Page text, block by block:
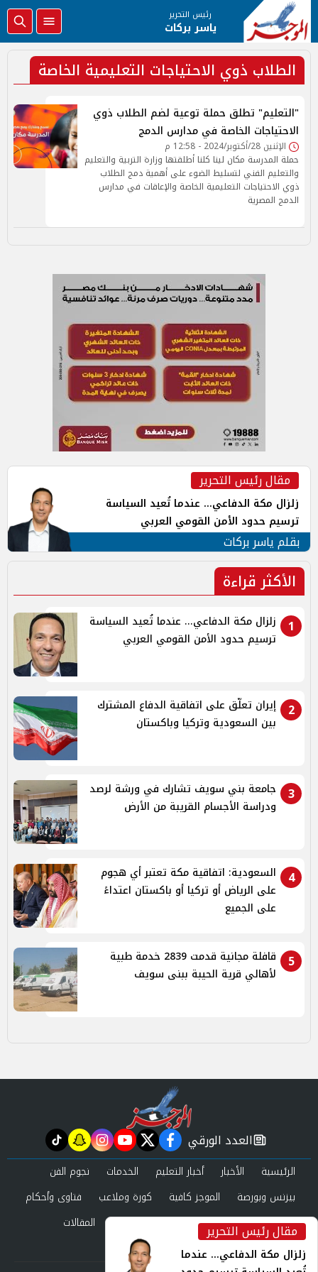
رئيس التحرير
ياسر بركات
الطلاب ذوي الاحتياجات التعليمية الخاصة
"التعليم" تطلق حملة توعية لضم الطلاب ذوي
الاحتياجات الخاصة في مدارس الدمج
الإثنين 28/أكتوبر/2024 - 12:58 م
حملة المدرسة مكان لينا كلنا أطلقتها وزارة التربية والتعليم
والتعليم الفني لتسليط الضوء على أهمية دمج الطلاب
ذوي الاحتياجات التعليمية الخاصة والإعاقات في مدارس
الدمج المصرية
مقال رئيس التحرير
زلزال مكة الدفاعي... عندما تُعيد السياسة
ترسيم حدود الأمن القومي العربي
بقلم ياسر بركات
الأكثر قراءة
1
زلزال مكة الدفاعي... عندما تُعيد السياسة
ترسيم حدود الأمن القومي العربي
2
إيران تعلّق على اتفاقية الدفاع المشترك
بين السعودية وتركيا وباكستان
3
جامعة بني سويف تشارك في ورشة لرصد
ودراسة الأجسام القريبة من الأرض
4
السعودية: اتفاقية مكة تعتبر أي هجوم
على الرياض أو تركيا أو باكستان اعتداءً
على الجميع
5
قافلة مجانية قدمت 2839 خدمة طبية
لأهالي قرية الحيبة ببنى سويف
مقال رئيس التحرير
زلزال مكة الدفاعي... عندما
newspaper
العدد الورقي facebook
twitter
youtube
instagram
snapchat
tiktok
الرئيسية الأخبار أخبار التعليم الخدمات
نجوم الفن
بيزنس وبورصة
الموجز كافية كورة وملاعب
فتاوى وأحكام
صحة وجمال
عرب وعالم حوادث ومحاكم
المقالات
العدد الورقي